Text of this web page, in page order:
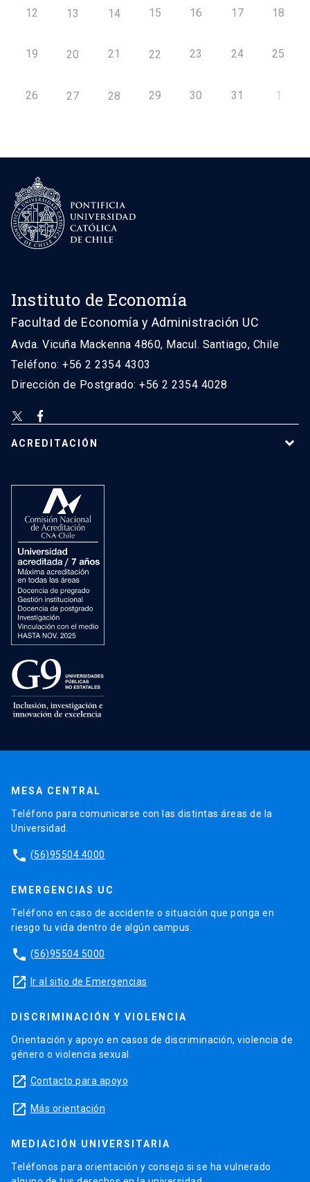
12 13 14 15 16 17 18
19 20 21 22 23 24 25
26 27 28 29 30 31 1
Instituto de Economía
Facultad de Economía y Administración UC
Avda. Vicuña Mackenna 4860, Macul. Santiago, Chile
Teléfono: +56 2 2354 4303
Dirección de Postgrado: +56 2 2354 4028
ACREDITACIÓN
MESA CENTRAL
Teléfono para comunicarse con las distintas áreas de la
Universidad.
phone (56)95504 4000
EMERGENCIAS UC
Teléfono en caso de accidente o situación que ponga en
riesgo tu vida dentro de algún campus.
phone (56)95504 5000
launch Ir al sitio de Emergencias
DISCRIMINACIÓN Y VIOLENCIA
Orientación y apoyo en casos de discriminación, violencia de
género o violencia sexual.
launch Contacto para apoyo
launch Más orientación
MEDIACIÓN UNIVERSITARIA
Teléfonos para orientación y consejo si se ha vulnerado